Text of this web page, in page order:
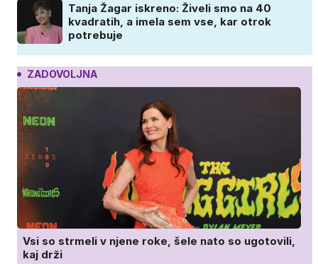
Tanja Žagar iskreno: Živeli smo na 40
kvadratih, a imela sem vse, kar otrok
potrebuje
ZADOVOLJNA
Vsi so strmeli v njene roke, šele nato so ugotovili,
kaj drži